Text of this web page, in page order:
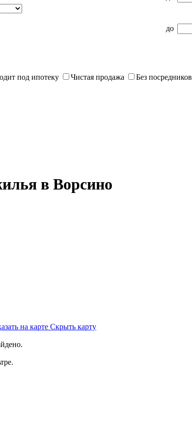
до
под ипотеку Чистая продажа Без посредников
в Ворсино
на карте Скрыть карту